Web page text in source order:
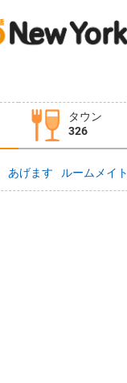
タウン
326
教えて！
あげます ルームメイト